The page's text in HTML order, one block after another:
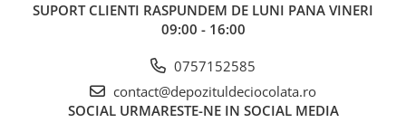
SUPORT CLIENTI RASPUNDEM DE LUNI PANA VINERI
09:00 - 16:00
0757152585
contact@depozituldeciocolata.ro
SOCIAL URMARESTE-NE IN SOCIAL MEDIA